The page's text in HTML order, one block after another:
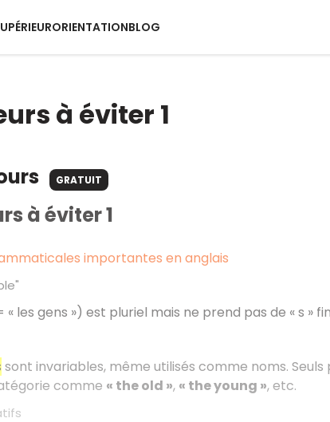
ORIENTATIONBLOG
à éviter 1
GRATUIT
à éviter 1
importantes en anglais
les gens ») est pluriel mais ne prend pas de « s »
sont invariables, même utilisés comme noms.
comme « the old », « the young », etc.